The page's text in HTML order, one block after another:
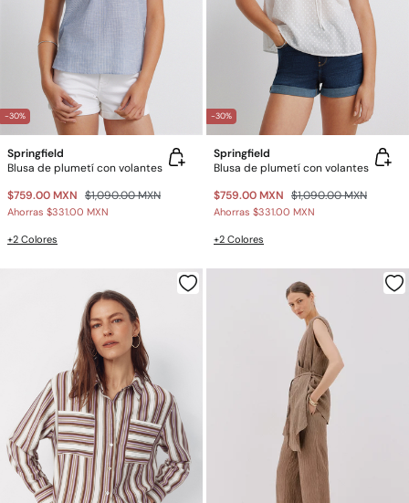
-30%
Springfield
Blusa de plumetí con volantes
$759.00 MXN $1,090.00 MXN
Ahorras $331.00 MXN
+2 Colores
-30%
Springfield
Blusa de plumetí con volantes
$759.00 MXN $1,090.00 MXN
Ahorras $331.00 MXN
+2 Colores